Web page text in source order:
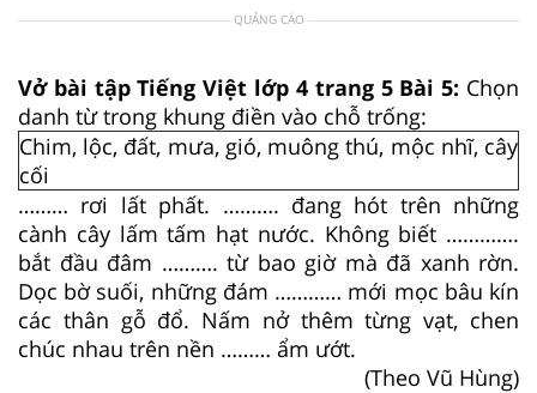
QUẢNG CÁO
Vở bài tập Tiếng Việt lớp 4 trang 5 Bài 5: Chọn
danh từ trong khung điền vào chỗ trống:
Chim, lộc, đất, mưa, gió, muông thú, mộc nhĩ, cây
cối
……… rơi lất phất. ………. đang hót trên những
cành cây lấm tấm hạt nước. Không biết ………….
bắt đầu đâm ………. từ bao giờ mà đã xanh rờn.
Dọc bờ suối, những đám ………… mới mọc bâu kín
các thân gỗ đổ. Nấm nở thêm từng vạt, chen
chúc nhau trên nền ……… ẩm ướt.
(Theo Vũ Hùng)